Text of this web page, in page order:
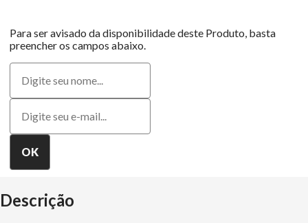
Para ser avisado da disponibilidade deste Produto, basta
preencher os campos abaixo.
Descrição